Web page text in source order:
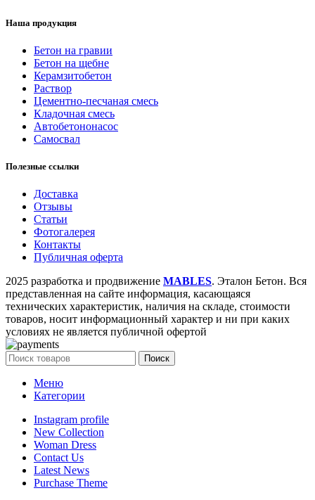
Наша продукция
Бетон на гравии
Бетон на щебне
Керамзитобетон
Раствор
Цементно-песчаная смесь
Кладочная смесь
Автобетононасос
Самосвал
Полезные ссылки
Доставка
Отзывы
Статьи
Фотогалерея
Контакты
Публичная оферта
2025 разработка и продвижение MABLES. Эталон Бетон. Вся
представленная на сайте информация, касающаяся
технических характеристик, наличия на складе, стоимости
товаров, носит информационный характер и ни при каких
условиях не является публичной офертой
Поиск
Меню
Категории
Instagram profile
New Collection
Woman Dress
Contact Us
Latest News
Purchase Theme